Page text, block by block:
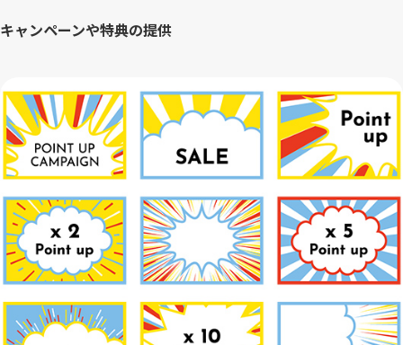
キャンペーンや特典の提供